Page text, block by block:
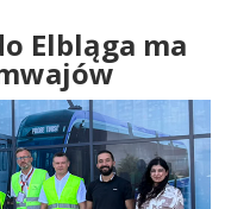
Elbląga ma